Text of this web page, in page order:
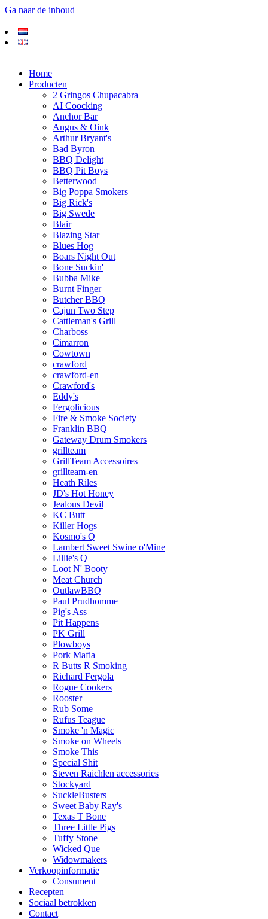
Ga naar de inhoud
Home
Producten
2 Gringos Chupacabra
AI Coocking
Anchor Bar
Angus & Oink
Arthur Bryant's
Bad Byron
BBQ Delight
BBQ Pit Boys
Betterwood
Big Poppa Smokers
Big Rick's
Big Swede
Blair
Blazing Star
Blues Hog
Boars Night Out
Bone Suckin'
Bubba Mike
Burnt Finger
Butcher BBQ
Cajun Two Step
Cattleman's Grill
Charboss
Cimarron
Cowtown
crawford
crawford-en
Crawford's
Eddy's
Fergolicious
Fire & Smoke Society
Franklin BBQ
Gateway Drum Smokers
grillteam
GrillTeam Accessoires
grillteam-en
Heath Riles
JD's Hot Honey
Jealous Devil
KC Butt
Killer Hogs
Kosmo's Q
Lambert Sweet Swine o'Mine
Lillie's Q
Loot N' Booty
Meat Church
OutlawBBQ
Paul Prudhomme
Pig's Ass
Pit Happens
PK Grill
Plowboys
Pork Mafia
R Butts R Smoking
Richard Fergola
Rogue Cookers
Rooster
Rub Some
Rufus Teague
Smoke 'n Magic
Smoke on Wheels
Smoke This
Special Shit
Steven Raichlen accessories
Stockyard
SuckleBusters
Sweet Baby Ray's
Texas T Bone
Three Little Pigs
Tuffy Stone
Wicked Que
Widowmakers
Verkoopinformatie
Consument
Recepten
Sociaal betrokken
Contact